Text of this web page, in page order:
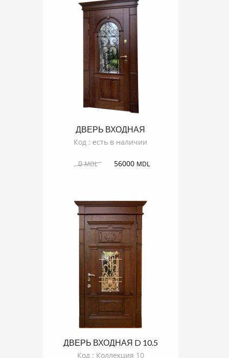
ДВЕРЬ ВХОДНАЯ
Код : есть в наличии
0MDL 56000 MDL
ДВЕРЬ ВХОДНАЯ D 10.5
Код : Коллекция 10